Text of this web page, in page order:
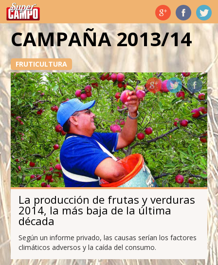
Temas de hoy
CAMPAÑA 2013/14
FRUTICULTURA
La producción de frutas y verduras
2014, la más baja de la última
década
Según un informe privado, las causas serían los factores
climáticos adversos y la caída del consumo.